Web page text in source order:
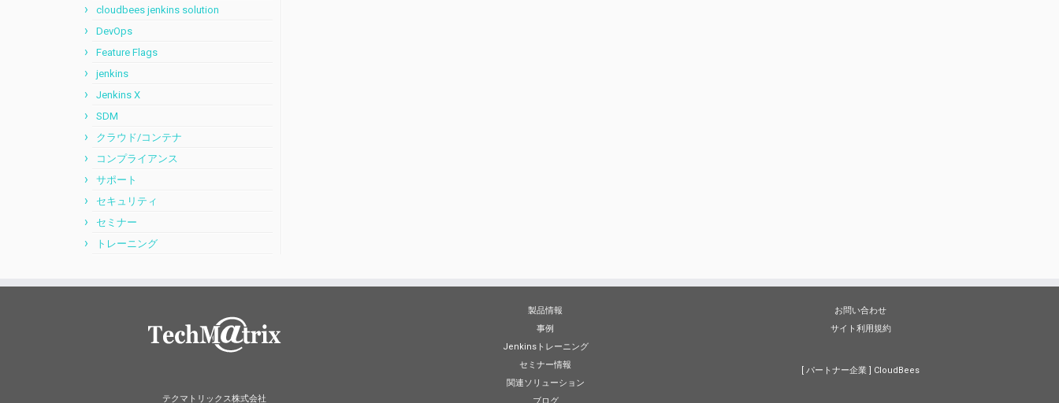
cloudbees jenkins solution
DevOps
Feature Flags
jenkins
Jenkins X
SDM
クラウド/コンテナ
コンプライアンス
サポート
セキュリティ
セミナー
トレーニング
テクマトリックス株式会社
製品情報
事例
Jenkinsトレーニング
セミナー情報
関連ソリューション
お問い合わせ
サイト利用規約
[ パートナー企業 ] CloudBees